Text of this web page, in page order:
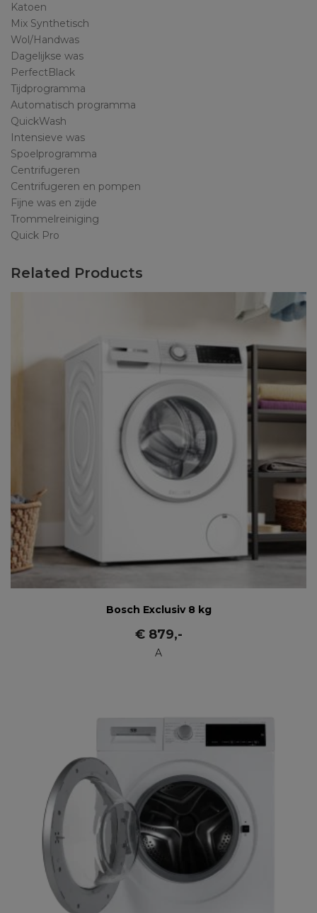
Katoen
Mix Synthetisch
Wol/Handwas
Dagelijkse was
PerfectBlack
Tijdprogramma
Automatisch programma
QuickWash
Intensieve was
Spoelprogramma
Centrifugeren
Centrifugeren en pompen
Fijne was en zijde
Trommelreiniging
Quick Pro
Related Products
Bosch Exclusiv 8 kg
€879,-
A